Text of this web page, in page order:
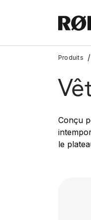
Produits /
Conçu
le